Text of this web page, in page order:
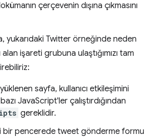
çerçevenin dışına çıkmasını
yukarıdaki Twitter örneğinde neden
işareti grubuna ulaştığımızı tam
sayfa, kullanıcı etkileşimini
JavaScript'ler çalıştırdığından
gereklidir.
bir pencerede tweet gönderme formu